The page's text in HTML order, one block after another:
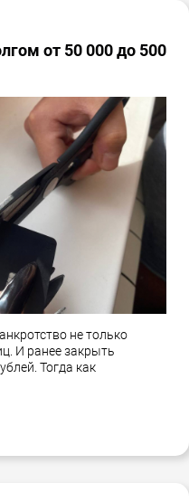
от 50 000 до 500
не только
И ранее закрыть
Тогда как